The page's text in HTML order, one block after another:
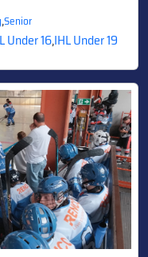
,Senior
Under 16,IHL Under 19